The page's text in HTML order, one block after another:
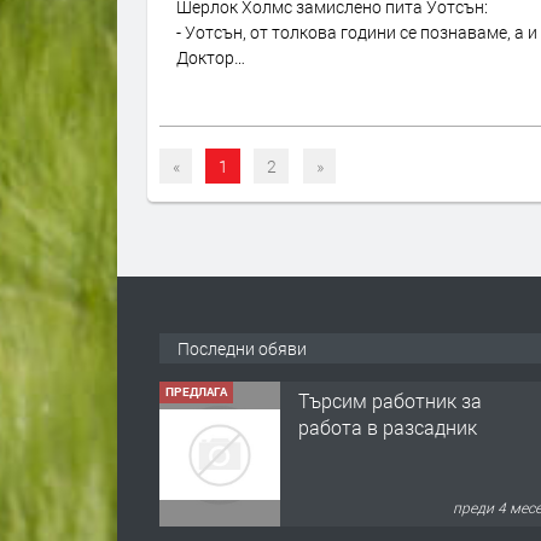
Шерлок Холмс замислено пита Уотсън:
- Уотсън, от толкова години се познаваме, а
Доктор…
« 1 2 »
Последни обяви
ПРЕДЛАГА
Търсим работник за
работа в разсадник
преди 4